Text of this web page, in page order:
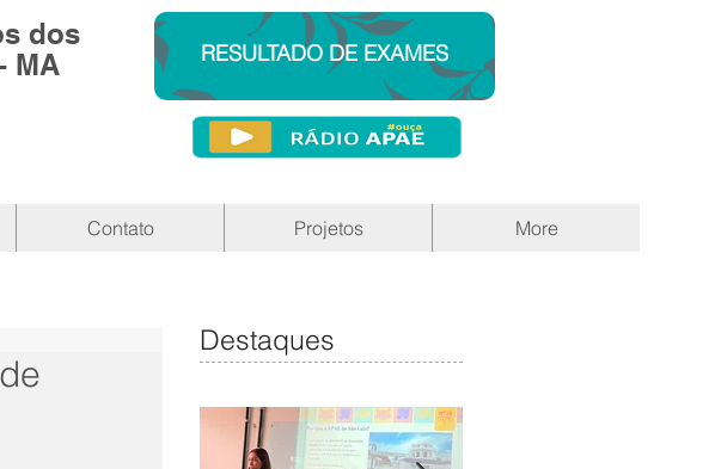
dos
MA
RESULTADO DE EXAMES
Contato Projetos More
Destaques